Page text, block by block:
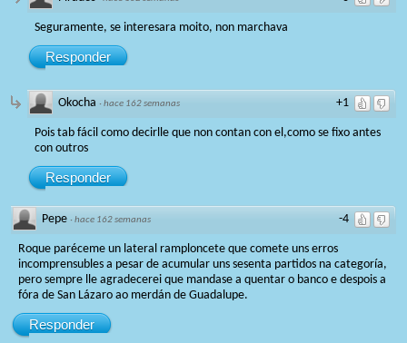
Seguramente, se interesara moito, non marchava
Responder
+1
Okocha ·hace 162 semanas
Pois tab fácil como decirlle que non contan con el,como se fixo antes
con outros
Responder
-4
Pepe ·hace 162 semanas
Roque paréceme un lateral ramploncete que comete uns erros
incomprensubles a pesar de acumular uns sesenta partidos na categoría,
pero sempre lle agradecerei que mandase a quentar o banco e despois a
fóra de San Lázaro ao merdán de Guadalupe.
Responder